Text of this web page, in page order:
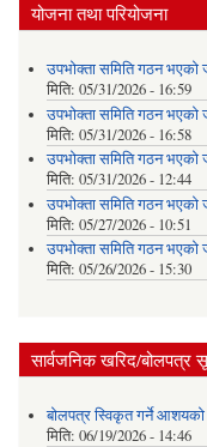
योजना तथा परियोजना
उपभोक्ता समिति गठन भएको
मिति: 05/31/2026 - 16:59
उपभोक्ता समिति गठन भएको
मिति: 05/31/2026 - 16:58
उपभोक्ता समिति गठन भएको
मिति: 05/31/2026 - 12:44
उपभोक्ता समिति गठन भएको
मिति: 05/27/2026 - 10:51
उपभोक्ता समिति गठन भएको
मिति: 05/26/2026 - 15:30
सार्वजनिक खरिद/बोलपत्र
बोलपत्र स्विकृत गर्ने
मिति: 06/19/2026 - 14:46